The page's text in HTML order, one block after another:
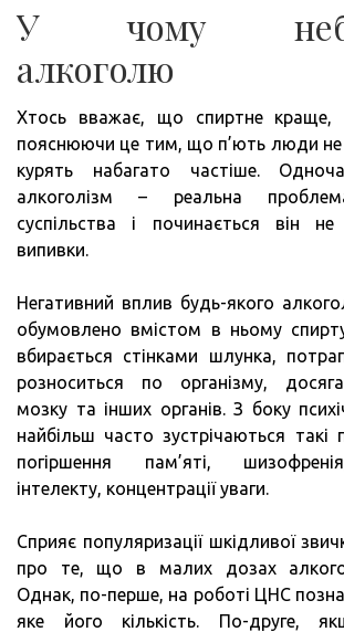
У чому
алкоголю
Хтось вважає, що спиртне краще,
пояснюючи це тим, що п’ють люди не
курять набагато частіше.
алкоголізм – реальна
суспільства і починається він
випивки.
Негативний вплив будь-якого
обумовлено вмістом в ньому
вбирається стінками шлунка,
розноситься по організму,
мозку та інших органів. З боку
найбільш часто зустрічаються такі
погіршення пам’яті,
інтелекту, концентрації уваги.
Сприяє популяризації шкідливої
про те, що в малих дозах
Однак, по-перше, на роботі ЦНС
яке його кількість. По-друге,